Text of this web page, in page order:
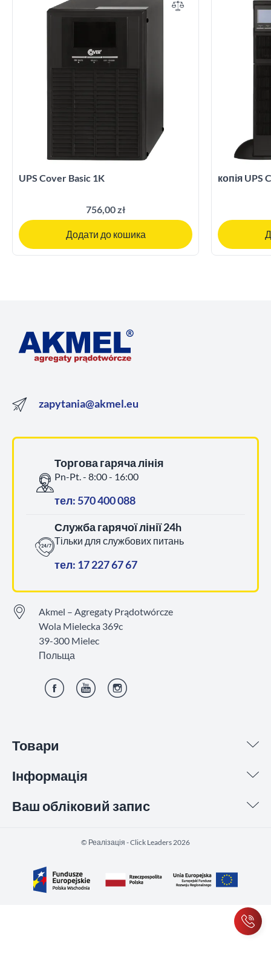
UPS Cover Basic 1K
756,00 zł
Додати до кошика
копія UPS
Товари
Інформація
Ваш обліковий запис
zapytania@akmel.eu
Торгова гаряча лінія
Pn-Pt. - 8:00 - 16:00
тел: 570 400 088
Служба гарячої лінії 24h
Тільки для службових питань
тел: 17 227 67 67
Akmel – Agregaty Prądotwórcze
Wola Mielecka 369c
39-300 Mielec
Польща
©️ Реалізація - Click Leaders 2026